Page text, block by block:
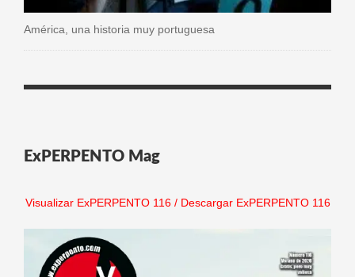
América, una historia muy portuguesa
ExPERPENTO Mag
Visualizar ExPERPENTO 116/ Descargar ExPERPENTO 116